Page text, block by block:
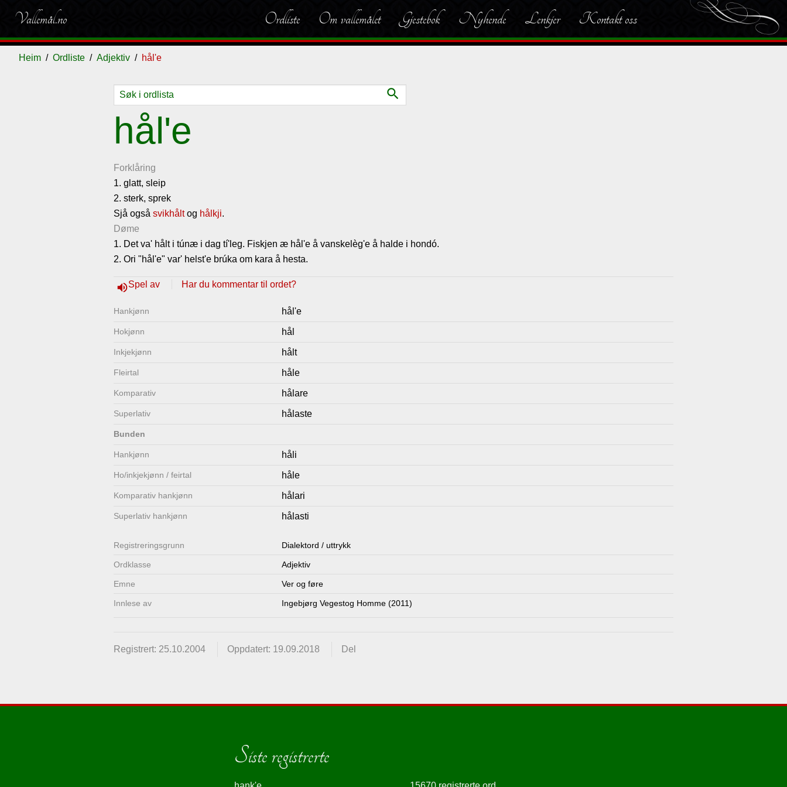
Vallemål.no Ordliste Om vallemålet Gjestebok Nyhende Lenkjer Kontakt oss
Heim Ordliste Adjektiv hål'e
search
hål'e
Forklåring
1. glatt, sleip
2. sterk, sprek
Sjå også svikhåltog hålkji.
Døme
1. Det va' hålt i túnæ i dag tí'leg. Fiskjen æ hål'e å vanskelèg'e å halde i hondó.
2. Ori "hål'e" var' helst'e brúka om kara å hesta.
volume_upSpel av Har du kommentar til ordet?
Hankjønn hål'e
Hokjønn hål
Inkjekjønn hålt
Fleirtal håle
Komparativ hålare
Superlativ hålaste
Bunden
Hankjønn håli
Ho/inkjekjønn / feirtal håle
Komparativ hankjønn hålari
Superlativ hankjønn hålasti
Registrerings­grunn Dialektord / uttrykk
Ordklasse Adjektiv
Emne Ver og føre
Innlese av Ingebjørg Vegestog Homme (2011)
Registrert: 25.10.2004 Oppdatert: 19.09.2018 Del
Siste registrerte